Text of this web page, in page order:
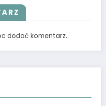
dodać komentarz.